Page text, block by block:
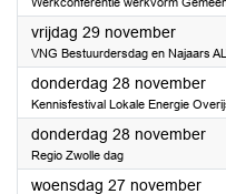
vrijdag 29 november2024
VNG Bestuurdersdag en Najaars
donderdag 28 november
Kennisfestival Lokale Energie
donderdag 28 november
Regio Zwolle dag
woensdag 27 november2024